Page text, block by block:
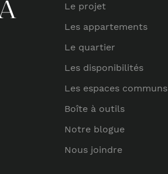
Le projet
Les appartements
Le quartier
Les disponibilités
Les espaces communs
Boîte à outils
Notre blogue
Nous joindre